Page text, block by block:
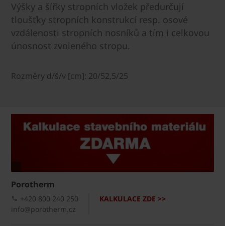
Výšky a šířky stropních vložek předurčují
tloušťky stropních konstrukcí resp. osové
vzdálenosti stropních nosníků a tím i celkovou
únosnost zvoleného stropu.
Rozměry d/š/v [cm]: 20/52,5/25
Porotherm
KALKULACE ZDE >>
+420 800 240 250
info@porotherm.cz